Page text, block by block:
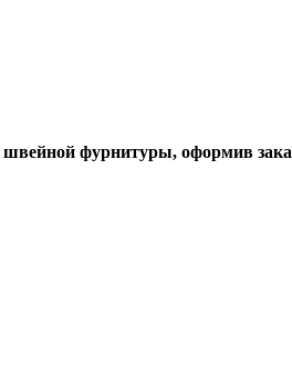
фурнитуры, оформив